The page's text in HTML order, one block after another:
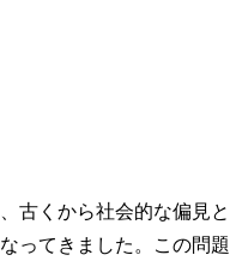
古くから社会的な偏見と
ってきました。この問題